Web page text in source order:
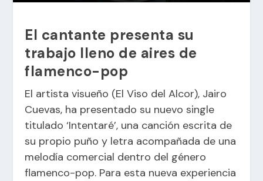
El cantante presenta su
trabajo lleno de aires de
flamenco-pop
El artista visueño (El Viso del Alcor), Jairo
Cuevas, ha presentado su nuevo single
titulado ‘Intentaré’, una canción escrita de
su propio puño y letra acompañada de una
melodía comercial dentro del género
flamenco-pop. Para esta nueva experiencia